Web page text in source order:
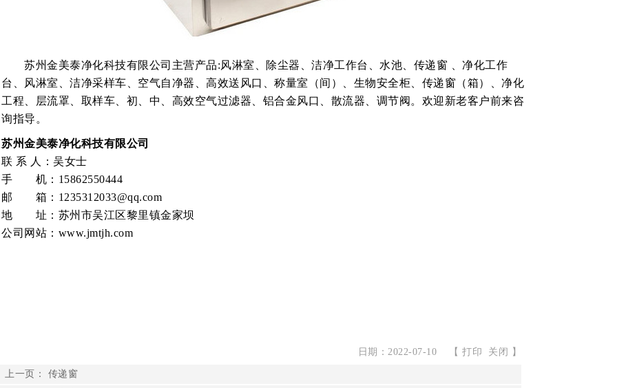
苏州金美泰净化科技有限公司主营产品:风淋室、除尘器、洁净工作台、水池、传递窗 、净化工作
台、风淋室、洁净采样车、空气自净器、高效送风口、称量室（间）、生物安全柜、传递窗（箱）、净化
工程、层流罩、取样车、初、中、高效空气过滤器、铝合金风口、散流器、调节阀。欢迎新老客户前来咨
询指导。
苏州金美泰净化科技有限公司
联 系 人：吴女士
手 机：15862550444
邮 箱：1235312033@qq.com
地 址：苏州市吴江区黎里镇金家坝
公司网站：www.jmtjh.com
日期：2022-07-10 【 打印 关闭 】
上一页： 传递窗